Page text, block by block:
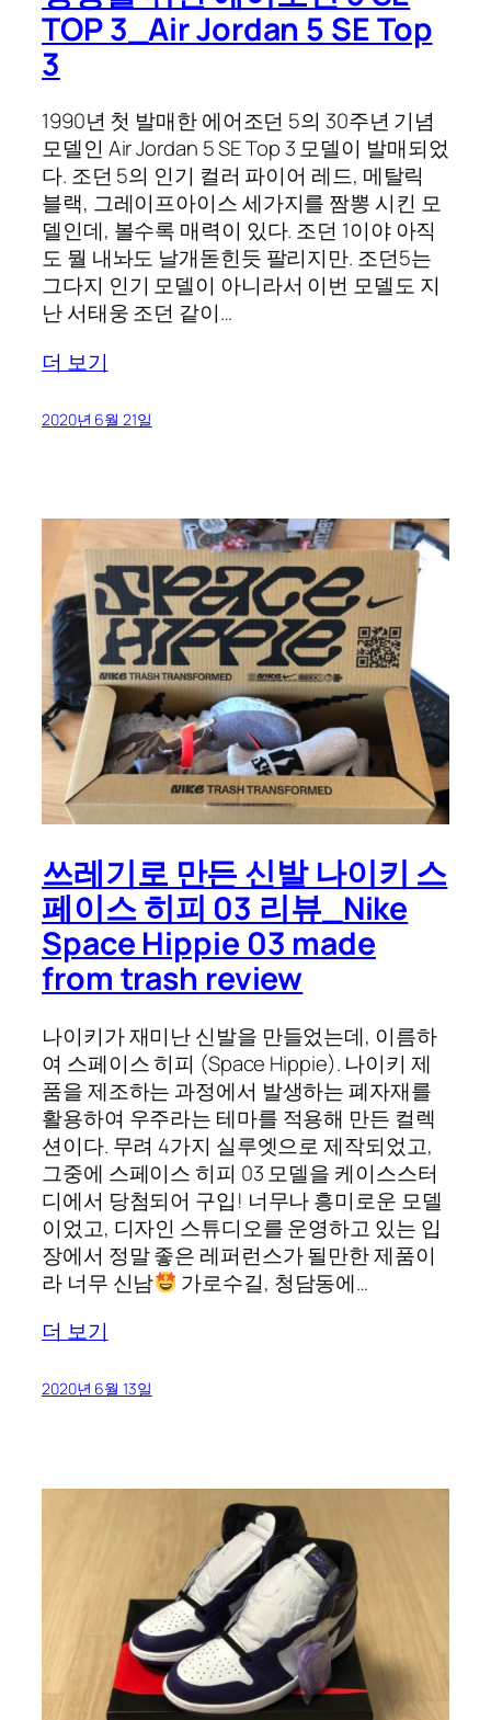
TOP 3_Air Jordan 5 SE Top
3
1990년 첫 발매한 에어조던 5의 30주년 기념
모델인 Air Jordan 5 SE Top 3 모델이 발매되었
다. 조던 5의 인기 컬러 파이어 레드, 메탈릭
블랙, 그레이프아이스 세가지를 짬뽕 시킨 모
델인데, 볼수록 매력이 있다. 조던 1이야 아직
도 뭘 내놔도 날개돋힌듯 팔리지만. 조던5는
그다지 인기 모델이 아니라서 이번 모델도 지
난 서태웅 조던 같이…
더 보기
2020년 6월 21일
쓰레기로 만든 신발 나이키 스
페이스 히피 03 리뷰_Nike
Space Hippie 03 made
from trash review
나이키가 재미난 신발을 만들었는데, 이름하
여 스페이스 히피 (Space Hippie). 나이키 제
품을 제조하는 과정에서 발생하는 폐자재를
활용하여 우주라는 테마를 적용해 만든 컬렉
션이다. 무려 4가지 실루엣으로 제작되었고,
그중에 스페이스 히피 03 모델을 케이스스터
디에서 당첨되어 구입! 너무나 흥미로운 모델
이었고, 디자인 스튜디오를 운영하고 있는 입
장에서 정말 좋은 레퍼런스가 될만한 제품이
라 너무 신남
가로수길, 청담동에…
더 보기
2020년 6월 13일